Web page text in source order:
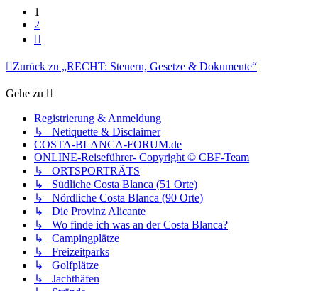
1
2
Zurück zu „RECHT: Steuern, Gesetze & Dokumente“
Gehe zu
Registrierung & Anmeldung
↳ Netiquette & Disclaimer
COSTA-BLANCA-FORUM.de
ONLINE-Reiseführer- Copyright © CBF-Team
↳ ORTSPORTRÄTS
↳ Südliche Costa Blanca (51 Orte)
↳ Nördliche Costa Blanca (90 Orte)
↳ Die Provinz Alicante
↳ Wo finde ich was an der Costa Blanca?
↳ Campingplätze
↳ Freizeitparks
↳ Golfplätze
↳ Jachthäfen